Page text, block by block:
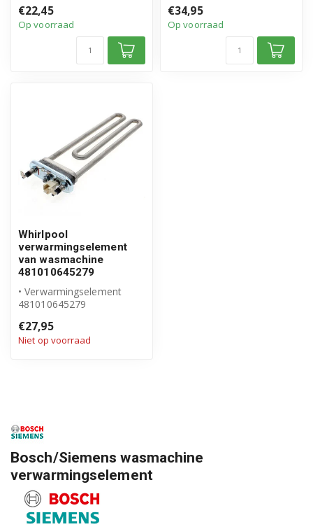
• Geschikt voor Bosch
Siemens
€22,45
Op voorraad
• Origineel Bosch Siemens
product
€34,95
Op voorraad
Whirlpool
verwarmingselement
van wasmachine
481010645279
• Verwarmingselement
481010645279
product
• 230V 2050W
€27,95
Niet op voorraad
Bosch/Siemens wasmachine
verwarmingselement